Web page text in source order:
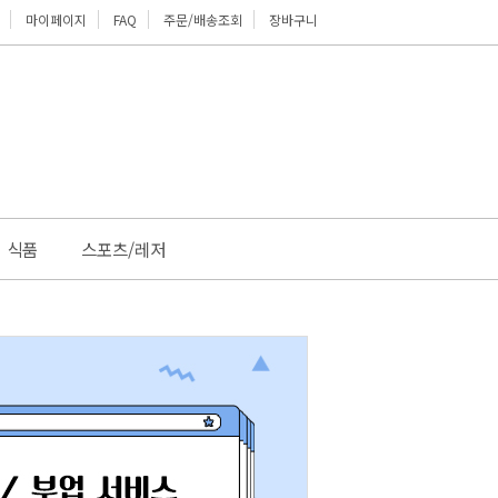
마이페이지 FAQ 주문/배송조회 장바구니
식품 스포츠/레저